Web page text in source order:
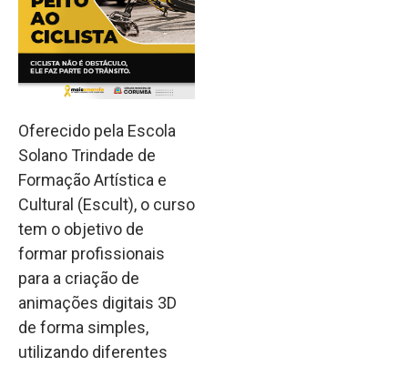
Oferecido pela Escola
Solano Trindade de
Formação Artística e
Cultural (Escult), o curso
tem o objetivo de
formar profissionais
para a criação de
animações digitais 3D
de forma simples,
utilizando diferentes